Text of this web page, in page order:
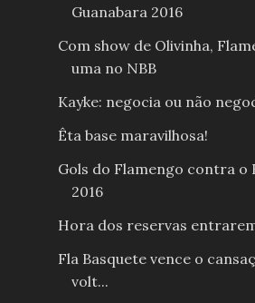
Guanabara 2016
Com show de Olivinha,
uma no NBB
Kayke: negocia ou não
Êta base maravilhosa!
Gols do Flamengo contra o
2016
Hora dos reservas
Fla Basquete vence o
volt...